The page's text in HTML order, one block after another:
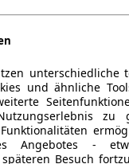
unterschiedliche
und ähnliche
zu
Angebotes -
Besuch